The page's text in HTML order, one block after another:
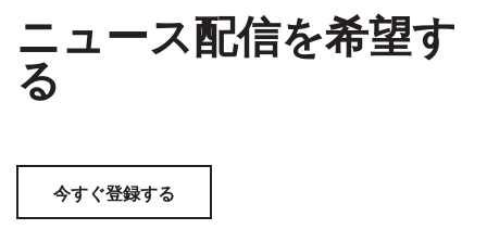
ニュース配信を希望す
る
今すぐ登録する